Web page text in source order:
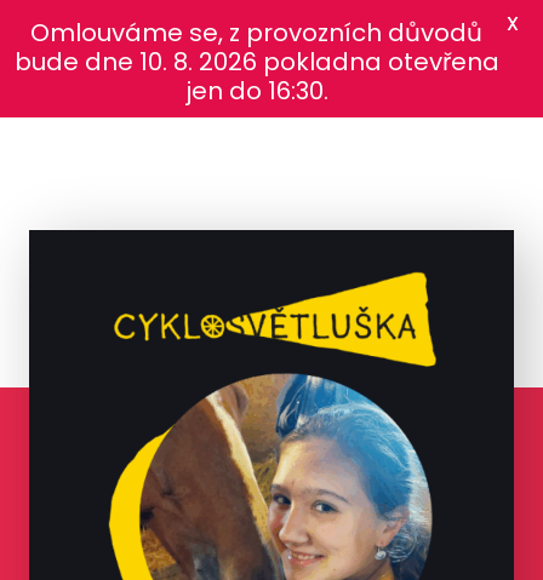
Omlouváme se, z provozních důvodů
bude dne 10. 8. 2026 pokladna otevřena
jen do 16:30.
X